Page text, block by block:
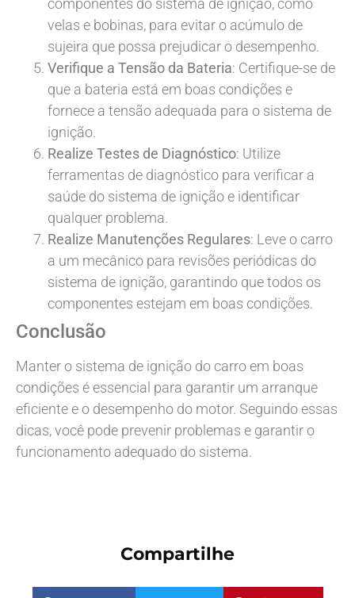
componentes do sistema de ignição, como
velas e bobinas, para evitar o acúmulo de
sujeira que possa prejudicar o desempenho.
Verifique a Tensão da Bateria: Certifique-se de
que a bateria está em boas condições e
fornece a tensão adequada para o sistema de
ignição.
Realize Testes de Diagnóstico: Utilize
ferramentas de diagnóstico para verificar a
saúde do sistema de ignição e identificar
qualquer problema.
Realize Manutenções Regulares: Leve o carro
a um mecânico para revisões periódicas do
sistema de ignição, garantindo que todos os
componentes estejam em boas condições.
Conclusão
Manter o sistema de ignição do carro em boas
condições é essencial para garantir um arranque
eficiente e o desempenho do motor. Seguindo essas
dicas, você pode prevenir problemas e garantir o
funcionamento adequado do sistema.
Compartilhe